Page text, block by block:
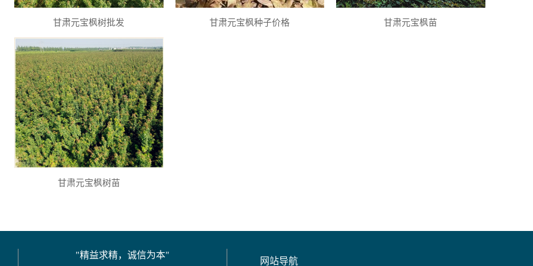
甘肃元宝枫树批发 甘肃元宝枫种子价格 甘肃元宝枫苗
甘肃元宝枫树苗
"精益求精，诚信为本"
网站导航